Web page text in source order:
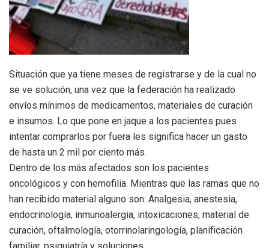
Situación que ya tiene meses de registrarse y de la cual no
se ve solución, una vez que la federación ha realizado
envíos mínimos de medicamentos, materiales de curación
e insumos. Lo que pone en jaque a los pacientes pues
intentar comprarlos por fuera les significa hacer un gasto
de hasta un 2 mil por ciento más.
Dentro de los más afectados son los pacientes
oncológicos y con hemofilia. Mientras que las ramas que no
han recibido material alguno son: Analgesia, anestesia,
endocrinología, inmunoalergia, intoxicaciones, material de
curación, oftalmología, otorrinolaringología, planificación